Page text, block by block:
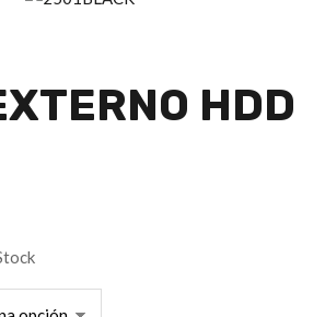
HDD